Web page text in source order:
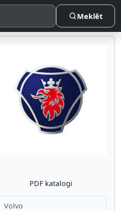
Meklēt
Atpakaļ
PDF katalogi
Volvo